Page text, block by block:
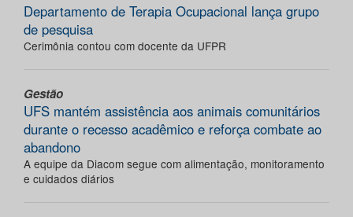
Departamento de Terapia Ocupacional lança grupo
de pesquisa
Cerimônia contou com docente da UFPR
Gestão
UFS mantém assistência aos animais comunitários
durante o recesso acadêmico e reforça combate ao
abandono
A equipe da Diacom segue com alimentação, monitoramento
e cuidados diários